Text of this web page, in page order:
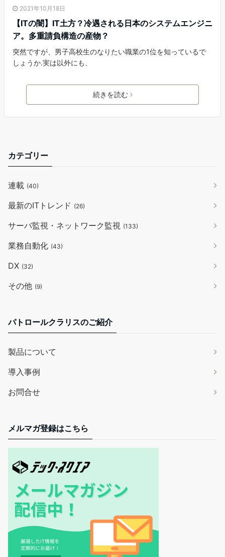
2021年10月18日
【ITの闇】IT土方？冷遇される日本のシステムエンジニ
ア。多重請負構造の産物？
突然ですが、男子高校生のなりたい職業の1位を知っているで
しょうか.実は以外にも、
続きを読む
カテゴリー
連載 (40)
最新のITトレンド (26)
サーバ監視・ネットワーク監視 (133)
業務自動化 (43)
DX (32)
その他 (9)
パトロールクラリスのご紹介
製品について
導入事例
お問合せ
メルマガ登録はこちら